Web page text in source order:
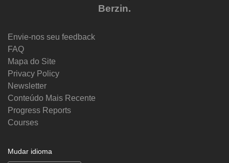
Berzin.
Envie-nos seu feedback
FAQ
Mapa do Site
Privacy Policy
Newsletter
Conteúdo Mais Recente
Progress Reports
Courses
Mudar idioma